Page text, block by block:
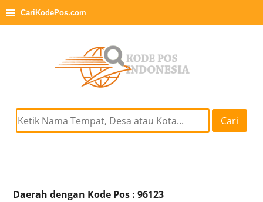
≡ CariKodePos.com
Cari
Daerah dengan Kode Pos : 96123